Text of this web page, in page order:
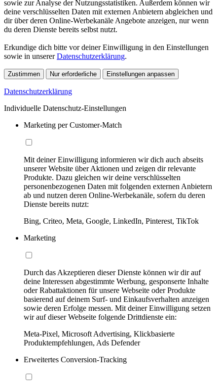
sowie zur Analyse der Nutzungsstatistiken. Außerdem können wir
deine verschlüsselten Daten mit externen Anbietern abgleichen und
dir über deren Online-Werbekanäle Angebote anzeigen, nur wenn
du deren Dienste bereits selbst nutzt.
Erkundige dich bitte vor deiner Einwilligung in den Einstellungen
sowie in unsererDatenschutzerklärung.
Zustimmen Nur erforderliche Einstellungen anpassen
Datenschutzerklärung
Individuelle Datenschutz-Einstellungen
Marketing per Customer-Match
Mit deiner Einwilligung informieren wir dich auch abseits
unserer Website über Aktionen und zeigen dir relevante
Produkte. Dazu gleichen wir deine verschlüsselten
personenbezogenen Daten mit folgenden externen Anbietern
ab und nutzen deren Online-Werbekanäle, sofern du deren
Dienste bereits nutzt:
Bing, Criteo, Meta, Google, LinkedIn, Pinterest, TikTok
Marketing
Durch das Akzeptieren dieser Dienste können wir dir auf
deine Interessen abgestimmte Werbung, gesponserte Inhalte
oder Rabattaktionen für unsere Webseite oder Produkte
basierend auf deinem Surf- und Einkaufsverhalten anzeigen
sowie deren Erfolge messen. Mit deiner Einwilligung setzen
wir auf dieser Webseite folgende Drittdienste ein:
Meta-Pixel, Microsoft Advertising, Klickbasierte
Produktempfehlungen, Ads Defender
Erweitertes Conversion-Tracking